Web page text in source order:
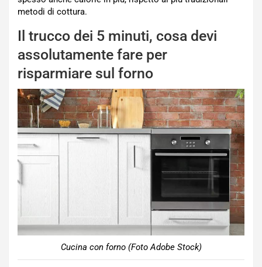
metodi di cottura.
Il trucco dei 5 minuti, cosa devi
assolutamente fare per
risparmiare sul forno
Cucina con forno (Foto Adobe Stock)